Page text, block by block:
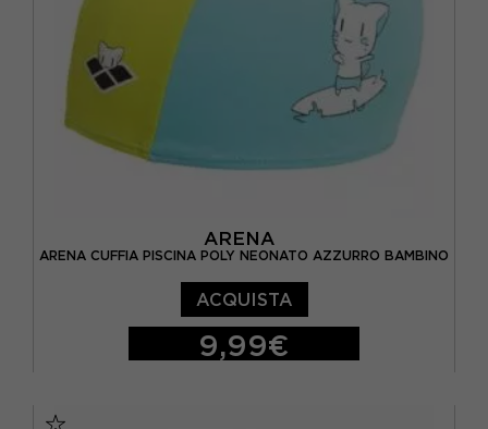
ARENA
ARENA CUFFIA PISCINA POLY NEONATO AZZURRO BAMBINO
ACQUISTA
9,99€